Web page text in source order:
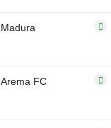
Madura
Arema FC